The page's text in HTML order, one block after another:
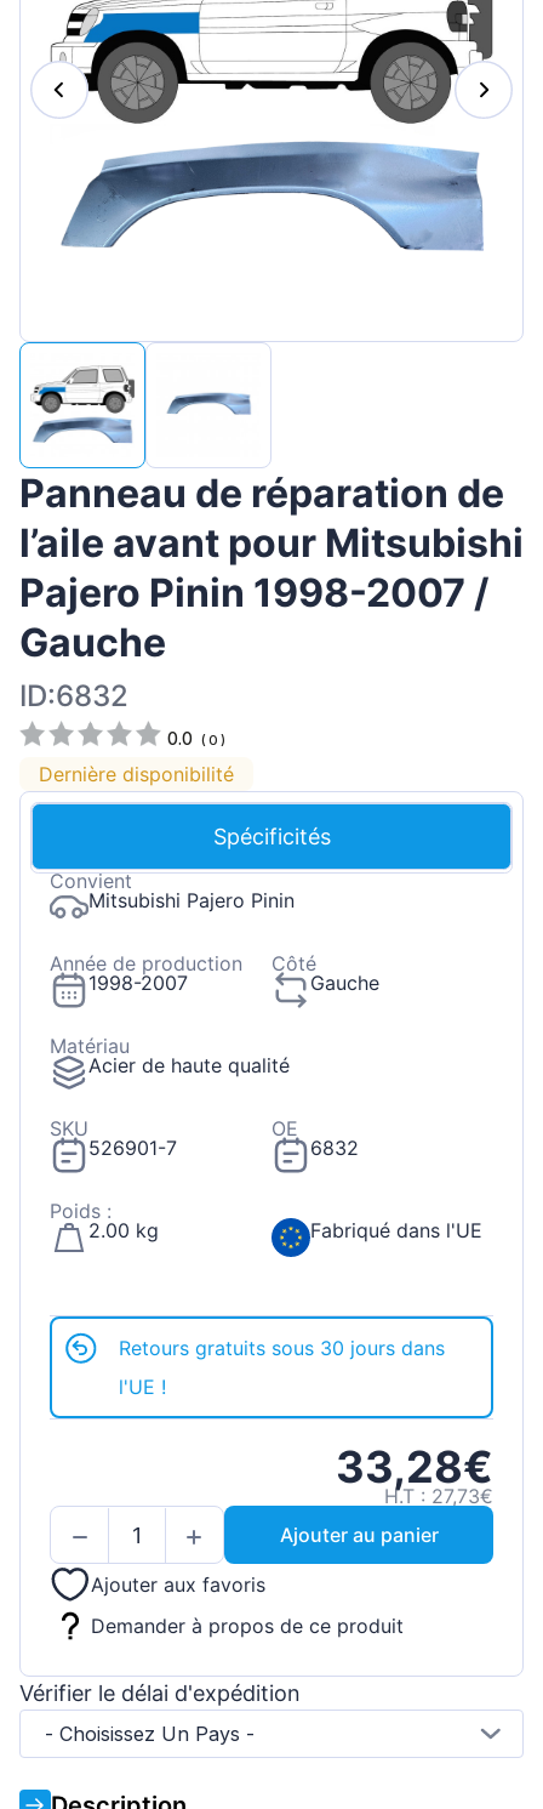
Magyar
Hrvatski
Slovenian
Panneau de réparation de
l’aile avant pour Mitsubishi
Pajero Pinin 1998-2007 /
Gauche
ID:6832
0.0 (0 )
Dernière disponibilité
Spécificités
Convient
Mitsubishi Pajero Pinin
Année de production
1998-2007
Côté
Gauche
Matériau
Acier de haute qualité
SKU
526901-7
OE
6832
Poids :
2.00 kg
Fabriqué dans l'UE
Retours gratuits sous 30 jours dans
l'UE !
33,28€
H.T : 27,73€
Ajouter au panier
Ajouter aux favoris
Demander à propos de ce produit
Vérifier le délai d'expédition
- Choisissez Un Pays -